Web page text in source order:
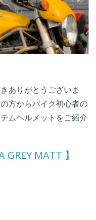
ありがとうございま
方からバイク初心者の
ムヘルメットをご紹介
GREY MATT 】